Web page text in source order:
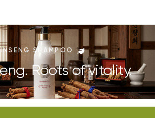
SHAMPOO
Roots of vitality.